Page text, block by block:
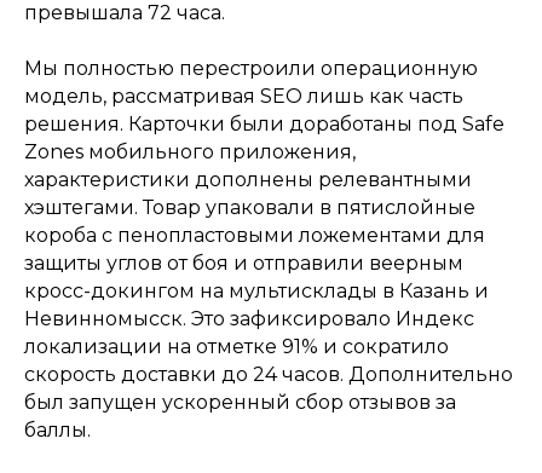
превышала 72 часа.
Мы полностью перестроили операционную
модель, рассматривая SEO лишь как часть
решения. Карточки были доработаны под Safe
Zones мобильного приложения,
характеристики дополнены релевантными
хэштегами. Товар упаковали в пятислойные
короба с пенопластовыми ложементами для
защиты углов от боя и отправили веерным
кросс-докингом на мультисклады в Казань и
Невинномысск. Это зафиксировало Индекс
локализации на отметке 91% и сократило
скорость доставки до 24 часов. Дополнительно
был запущен ускоренный сбор отзывов за
баллы.
написать нам